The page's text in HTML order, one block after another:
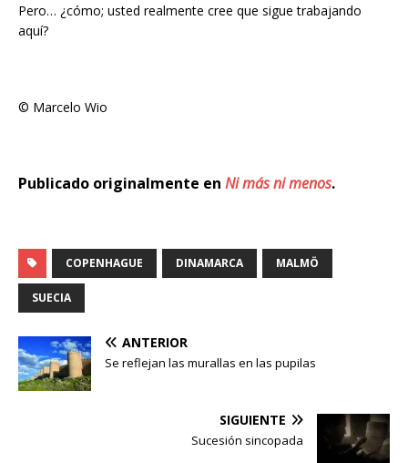
Pero… ¿cómo; usted realmente cree que sigue trabajando
aquí?
© Marcelo Wio
Publicado originalmente en Ni más ni menos.
COPENHAGUE DINAMARCA MALMÖ
SUECIA
ANTERIOR
Se reflejan las murallas en las pupilas
SIGUIENTE
Sucesión sincopada